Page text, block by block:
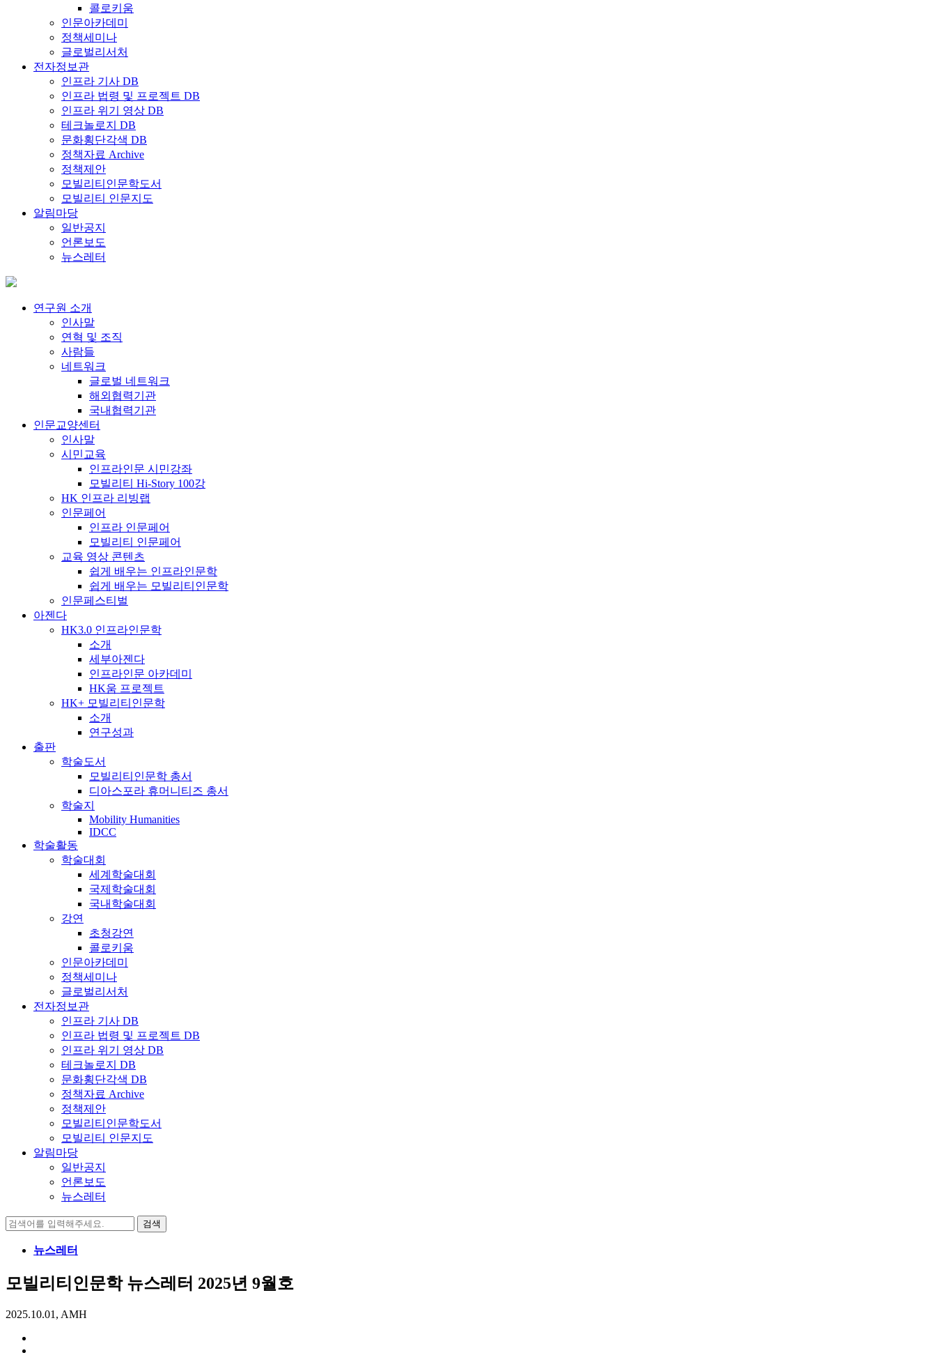
콜로키움
인문아카데미
정책세미나
글로벌리서처
전자정보관
인프라 기사 DB
인프라 법령 및 프로젝트 DB
인프라 위기 영상 DB
테크놀로지 DB
문화횡단각색 DB
정책자료 Archive
정책제안
모빌리티인문학도서
모빌리티 인문지도
알림마당
일반공지
언론보도
뉴스레터
연구원 소개
인사말
연혁 및 조직
사람들
네트워크
글로벌 네트워크
해외협력기관
국내협력기관
인문교양센터
인사말
시민교육
인프라인문 시민강좌
모빌리티 Hi-Story 100강
HK 인프라 리빙랩
인문페어
인프라 인문페어
모빌리티 인문페어
교육 영상 콘텐츠
쉽게 배우는 인프라인문학
쉽게 배우는 모빌리티인문학
인문페스티벌
아젠다
HK3.0 인프라인문학
소개
세부아젠다
인프라인문 아카데미
HK움 프로젝트
HK+ 모빌리티인문학
소개
연구성과
출판
학술도서
모빌리티인문학 총서
디아스포라 휴머니티즈 총서
학술지
Mobility Humanities
IDCC
학술활동
학술대회
세계학술대회
국제학술대회
국내학술대회
강연
초청강연
콜로키움
인문아카데미
정책세미나
글로벌리서처
전자정보관
인프라 기사 DB
인프라 법령 및 프로젝트 DB
인프라 위기 영상 DB
테크놀로지 DB
문화횡단각색 DB
정책자료 Archive
정책제안
모빌리티인문학도서
모빌리티 인문지도
알림마당
일반공지
언론보도
뉴스레터
검
뉴스레터
모빌리티인문학 뉴스레터 2025년 9월호
2025.10.01, AMH